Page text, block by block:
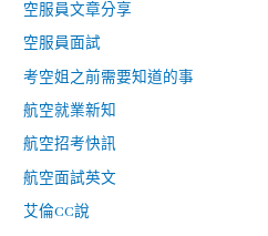
空服員文章分享
空服員面試
考空姐之前需要知道的事
航空就業新知
航空招考快訊
航空面試英文
艾倫CC說